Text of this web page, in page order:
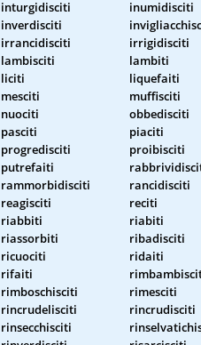
inturgidisciti
inumidisciti
inverdisciti
irrancidisciti
irrigidisciti
lambisciti
lambiti
liciti
liquefaiti
mesciti
muffisciti
nuociti
obbedisciti
pasciti
piaciti
progredisciti
proibisciti
putrefaiti
rammorbidisciti
rancidisciti
reagisciti
reciti
riabbiti
riabiti
riassorbiti
ribadisciti
ricuociti
ridaiti
rifaiti
rimboschisciti
rimesciti
rincrudelisciti
rincrudisciti
rinsecchisciti